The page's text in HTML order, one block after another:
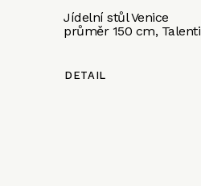
Jídelní stůl Venice
průměr 150 cm, Talenti
DETAIL